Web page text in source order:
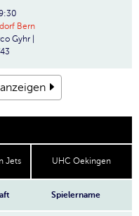
Bern
Gyhr |
Jets UHC Oekingen
Spielername